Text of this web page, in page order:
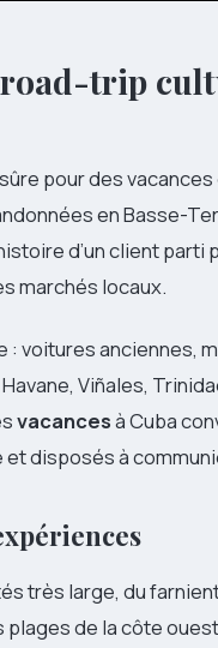
trip
pour des
en Basse-
d’un client
marchés locaux.
: voitures anciennes,
Viñales,
vacancesà Cuba
et disposés à
très large, du
de la côte